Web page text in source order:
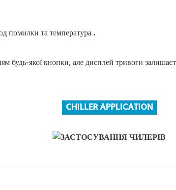
помилки та температура.
будь-якої кнопки, але дисплей тривоги
CHILLER APPLICATION